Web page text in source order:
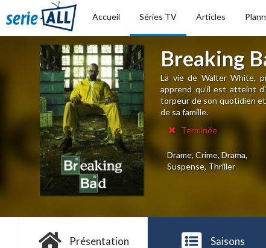
Accueil Séries TV Articles
Breaking
La vie de Walter White,
apprend qu'il est atteint
torpeur de son quotidien
de sa famille.
Terminée
Drame, Crime, Drama,
Suspense, Thriller
Présentation Saisons